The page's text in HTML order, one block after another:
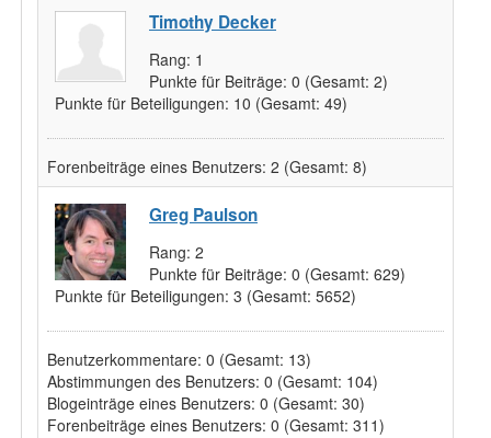
Timothy Decker
Rang: 1
Punkte für Beiträge: 0 (Gesamt: 2)
Punkte für Beteiligungen: 10 (Gesamt: 49)
Forenbeiträge eines Benutzers: 2 (Gesamt: 8)
Greg Paulson
Rang: 2
Punkte für Beiträge: 0 (Gesamt: 629)
Punkte für Beteiligungen: 3 (Gesamt: 5652)
Benutzerkommentare: 0 (Gesamt: 13)
Abstimmungen des Benutzers: 0 (Gesamt: 104)
Blogeinträge eines Benutzers: 0 (Gesamt: 30)
Forenbeiträge eines Benutzers: 0 (Gesamt: 311)